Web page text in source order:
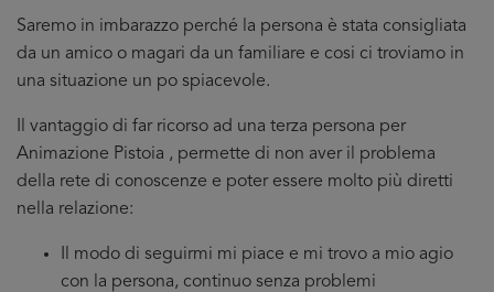
Saremo in imbarazzo perché la persona è stata consigliata
da un amico o magari da un familiare e cosi ci troviamo in
una situazione un po spiacevole.
Il vantaggio di far ricorso ad una terza persona per
Animazione Pistoia , permette di non aver il problema
della rete di conoscenze e poter essere molto più diretti
nella relazione:
Il modo di seguirmi mi piace e mi trovo a mio agio
con la persona, continuo senza problemi